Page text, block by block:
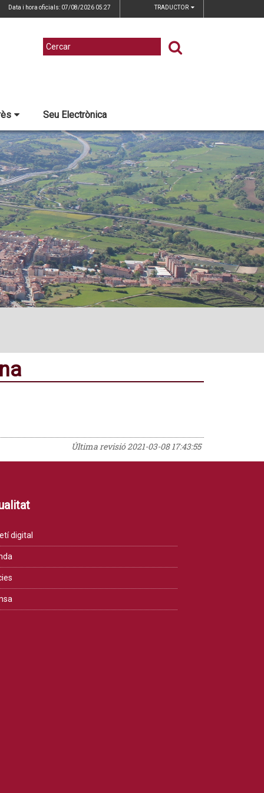
Data i hora oficials: 07/08/2026 05:27 TRADUCTOR
Seu Electrònica
Última revisió2021-03-08 17:43:55
digital